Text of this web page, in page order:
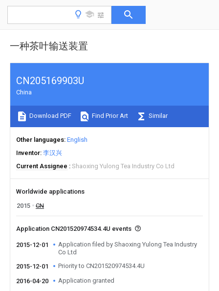
一种茶叶输送装置
CN205169903U
China
Download PDF Find Prior Art Similar
Other languages English
Inventor 李汉兴
Current Assignee
Shaoxing Yulong Tea Industry Co Ltd
Worldwide applications
2015
CN
Application CN201520974534.4U events
2015-12-01
Application filed by Shaoxing Yulong Tea Industry
Co Ltd
2015-12-01
Priority to CN201520974534.4U
2016-04-20 Application granted